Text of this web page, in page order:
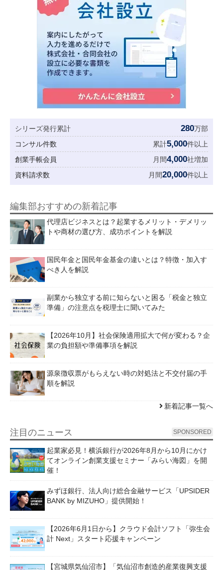
シリーズ発行累計 280万部
コンサル件数
累計5,000件以上
創業手帳会員
月間4,000社増加
資料請求数
月間20,000件以上
編集部おすすめの新着記事
代理店ビジネスとは？起業するメリット・デメリッ
トや商材の選び方、成功ポイントを解説
国民年金と国民年金基金の違いとは？特徴・加入す
べき人を解説
副業から独立する前に知らないと困る「税金と独立
準備」の注意点を税理士に聞いてみた
【2026年10月】社会保険適用拡大で何が変わる？企
業の負担額や準備事項を解説
源泉徴収票がもらえない時の対処法と不交付届の手
順を解説
新着記事一覧へ
注目のニュース SPONSORED
起業家必見！横浜銀行が2026年8月から10月にかけ
てオンライン創業支援セミナー「みらい海図」を開
催！
みずほ銀行、法人向け総合金融サービス「UPSIDER
BANK by MIZUHO」提供開始！
【2026年6月1日から】クラウド会計ソフト「弥生会
計 Next」スタート応援キャンペーン
【宮城県気仙沼市】「気仙沼市創造的産業復興支援